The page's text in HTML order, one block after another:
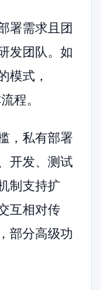
署需求且团
发团队。如
模式，
程。
，私有部署
开发、测试
制支持扩
互相对传
部分高级功